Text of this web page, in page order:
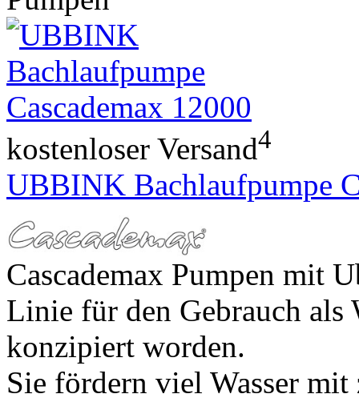
kostenloser Versand4
UBBINK Bachlaufpumpe
Cascademax Pumpen mit
Linie für den Gebrauch als
konzipiert worden.
Sie fördern viel Wasser